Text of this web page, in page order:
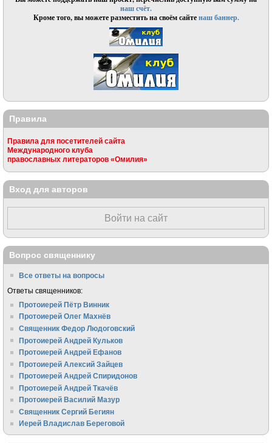
наш счёт.
Кроме того, вы можете разместить на своём сайтенаш баннер.
Правила
Правила для посетителей сайта
Международного клуба
православных литераторов «Омилия»
Вход для авторов
Войти на сайт
Вопрос священнику
Все ответы на вопросы
Ответы священников:
Протоиерей Пётр Винник
Протоиерей Олег Махнёв
Священник Федор Людоговский
Протоиерей Андрей Кульков
Протоиерей Андрей Ефанов
Протоиерей Алексий Зайцев
Протоиерей Андрей Спиридонов
Протоиерей Андрей Ткачёв
Протоиерей Василий Мазур
Священник Сергий Бегиян
Иерей Владислав Береговой